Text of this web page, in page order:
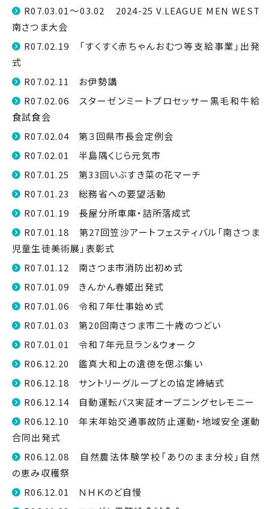
R07.03.01～03.02 2024-25 V.LEAGUE MEN WEST
南さつま大会
R07.02.19 「すくすく赤ちゃんおむつ等支給事業」出発
式
R07.02.11 お伊勢講
R07.02.06 スターゼンミートプロセッサー黒毛和牛給
食試食会
R07.02.04 第３回県市長会定例会
R07.02.01 半島隅くじら元気市
R07.01.25 第33回いぶすき菜の花マーチ
R07.01.23 総務省への要望活動
R07.01.19 長屋分所車庫・詰所落成式
R07.01.18 第27回笠沙アートフェスティバル「南さつま
児童生徒美術展」表彰式
R07.01.12 南さつま市消防出初め式
R07.01.09 きんかん春姫出発式
R07.01.06 令和７年仕事始め式
R07.01.03 第20回南さつま市二十歳のつどい
R07.01.01 令和７年元旦ラン＆ウォーク
R06.12.20 鑑真大和上の遺徳を偲ぶ集い
R06.12.18 サントリーグループとの協定締結式
R06.12.14 自動運転バス実証オープニングセレモニー
R06.12.10 年末年始交通事故防止運動・地域安全運動
合同出発式
R06.12.08 自然農法体験学校「ありのまま分校」自然
の恵み収穫祭
R06.12.01 ＮＨＫのど自慢